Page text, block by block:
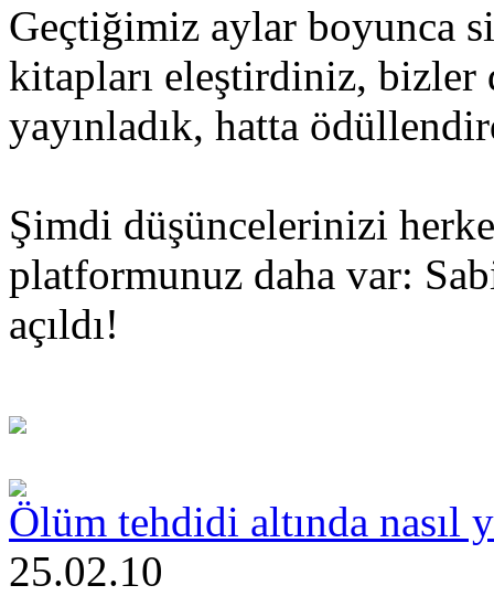
Geçtiğimiz aylar boyunca
kitapları eleştirdiniz,
yayınladık, hatta
Şimdi düşüncelerinizi
platformunuz daha var:
açıldı!
Ölüm tehdidi altında nasıl
25.02.10